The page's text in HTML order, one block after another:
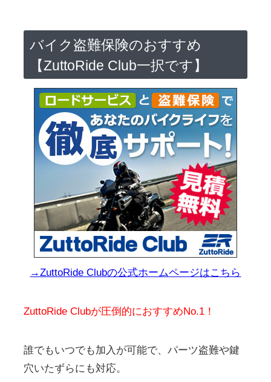
バイク盗難保険のおすすめ
【ZuttoRide Club一択です】
→ZuttoRide Clubの公式ホームページはこちら
ZuttoRide Clubが圧倒的におすすめNo.1！
誰でもいつでも加入が可能で、パーツ盗難や鍵
穴いたずらにも対応。